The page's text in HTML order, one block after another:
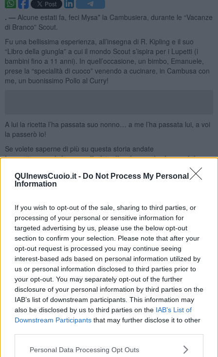
QUInewsCuoio.it - Do Not Process My Personal
Information
If you wish to opt-out of the sale, sharing to third parties, or
processing of your personal or sensitive information for
targeted advertising by us, please use the below opt-out
section to confirm your selection. Please note that after your
opt-out request is processed you may continue seeing
interest-based ads based on personal information utilized by
us or personal information disclosed to third parties prior to
your opt-out. You may separately opt-out of the further
disclosure of your personal information by third parties on the
IAB’s list of downstream participants. This information may
also be disclosed by us to third parties on the IAB’s List of
Downstream Participants that may further disclose it to other
Personal Data Processing Opt Outs
. — Alcune estati fa, feci Mysa* la Cambusiera, durante le “Vacanze
di Branco” Scout.
Fu una bellissima esperienza, all’insegna di R. Kipling e il suo
“Libro della giungla” a cui il mondo Scout s’ispira per i Lupetti (i
bambini fino a 11 anni). In quell’occasione, un bimbo, Emanuele,
prese la “specialità di cuoco” venendo a cucinare, in Cambusa con
me, un buonissimo Pollo al Curry!
A lui la ricetta l’ha passata suo nonno… a me l’ha passata lui, a voi
la passerò io!
Se volete saperne di più su questa storia andate
https://www.sabrinarossello.it/pollo-al-curry-la-ricetta-del-
*nel mondo dei Lupetti Scout, ogni capo ha un ruolo che
Ricetta per 5 persone
Ingredienti:
1 kg di pollo disossato tagliato a cubotti
1 cipolla
250 gr di yogurt
1 lt di latte
Farina q.b.
Olio evo q.b.
Preparazione:
Tagliare il pollo, precedentemente pulito e disossato, in piccoli
pezzetti di circa 4 cm di lato.
Pulire una cipolla media e fare un trito fine.